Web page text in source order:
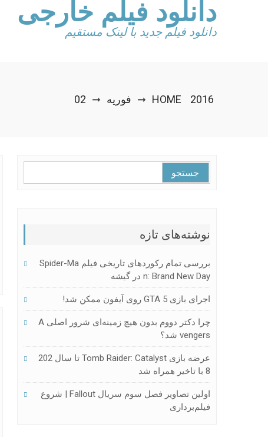
دانلود فیلم خارجی
دانلود فیلم جدید با لینک مستقیم
HOME 2016
➞ فوریه ➞
02
برای:
نوشته‌های تازه
بررسی تمام رکوردهای تاریخی فیلم Spider-Ma
N: Brand New Day در گیشه
اجرای بازی GTA 5 روی آیفون ممکن شد!
چرا دکتر دووم بدون هیچ زمینه‌ای شرور اصلی A
Vengers شد؟
عرضه بازی Tomb Raider: Catalyst تا سال 202
8 با تاخیر همراه شد
اولین تصاویر فصل سوم سریال Fallout | شروع
فیلم‌برداری